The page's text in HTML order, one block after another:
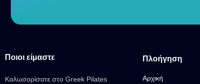
Ποιοι είμαστε
Καλωσορίσατε στο Greek Pilates
Πλοήγηση
Αρχική